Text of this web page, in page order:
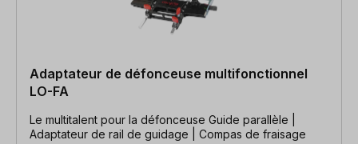
Adaptateur de défonceuse multifonctionnel
LO-FA
Le multitalent pour la défonceuse Guide parallèle |
Adaptateur de rail de guidage | Compas de fraisage